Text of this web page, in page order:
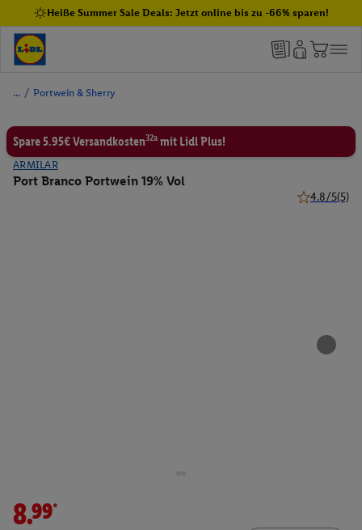
Heiße Summer Sale Deals: Jetzt online bis zu -66% sparen!
/ Portwein & Sherry
Spare 5.95€ Versandkosten32a mit Lidl Plus!
ARMILAR
Port Branco Portwein 19% Vol
4.8/5(5)
8.99*